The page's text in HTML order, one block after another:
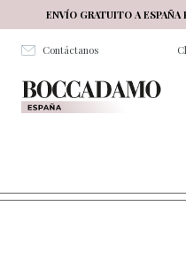
Salta al contenuto principale
ENVÍO GRATUITO A ESPAÑA
Contáctanos